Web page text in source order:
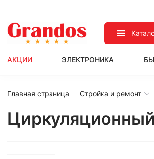
АКЦИИ ЭЛЕКТРОНИКА
Главная страница Стройка и ремонт